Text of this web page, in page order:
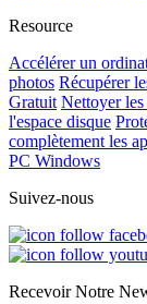
Resource
Accélérer un
photos Récupérer
Gratuit Nettoyer
l'espace disque
complètement les
PC Windows
Suivez-nous
Recevoir Notre